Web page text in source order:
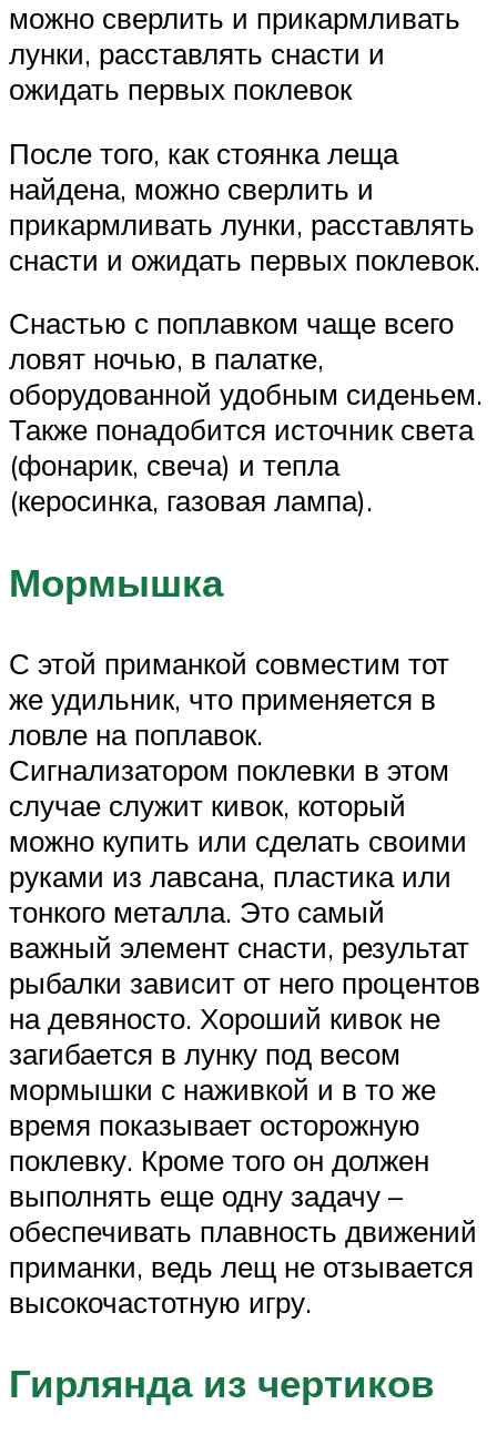
можно сверлить и прикармливать
лунки, расставлять снасти и
ожидать первых поклевок
После того, как стоянка леща
найдена, можно сверлить и
прикармливать лунки, расставлять
снасти и ожидать первых поклевок.
Снастью с поплавком чаще всего
ловят ночью, в палатке,
оборудованной удобным сиденьем.
Также понадобится источник света
(фонарик, свеча) и тепла
(керосинка, газовая лампа).
Мормышка
С этой приманкой совместим тот
же удильник, что применяется в
ловле на поплавок.
Сигнализатором поклевки в этом
случае служит кивок, который
можно купить или сделать своими
руками из лавсана, пластика или
тонкого металла. Это самый
важный элемент снасти, результат
рыбалки зависит от него процентов
на девяносто. Хороший кивок не
загибается в лунку под весом
мормышки с наживкой и в то же
время показывает осторожную
поклевку. Кроме того он должен
выполнять еще одну задачу –
обеспечивать плавность движений
приманки, ведь лещ не отзывается
высокочастотную игру.
Гирлянда из чертиков